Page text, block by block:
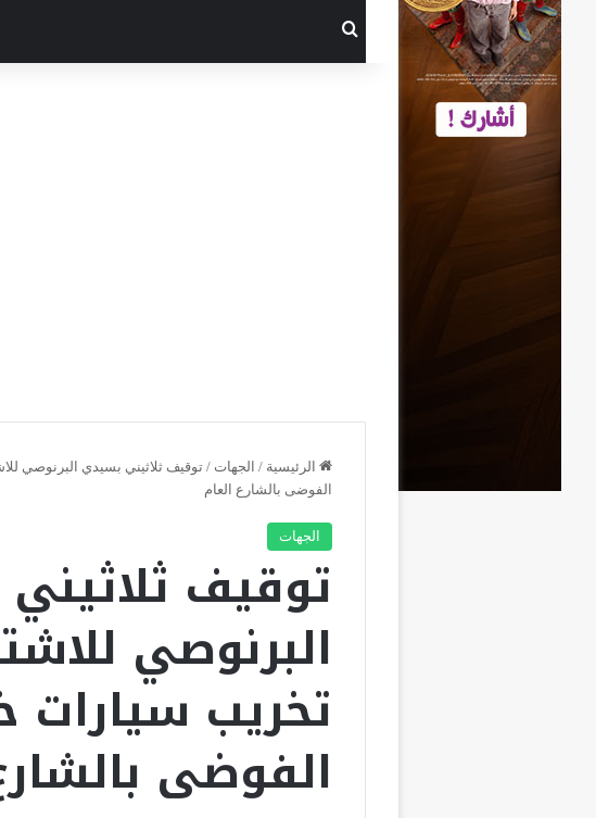
الرئيسية / الجهات / توقيف ثلاثيني بسيدي البرنوصي
الفوضى بالشارع العام
الجهات
توقيف
البرنوصي
تخريب سيارات
الفوضى